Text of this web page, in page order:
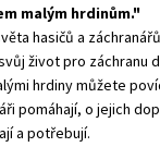
literatura
Všechny tituly
malým hrdinům.
hasičů a
život pro záchranu
hrdiny můžete
pomáhají, o jejich
a potřebují.